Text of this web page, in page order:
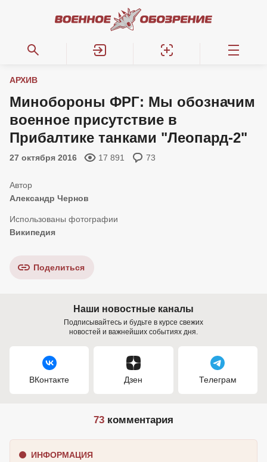
АРХИВ
Минобороны ФРГ: Мы обозначим
военное присутствие в
Прибалтике танками "Леопард-2"
27 октября 2016 17 891 73
Александр Чернов
Википедия
Поделиться
Наши новостные каналы
Подписывайтесь и будьте в курсе свежих
новостей и важнейших событиях дня.
ВКонтакте Дзен Телеграм
73 комментария
ИНФОРМАЦИЯ